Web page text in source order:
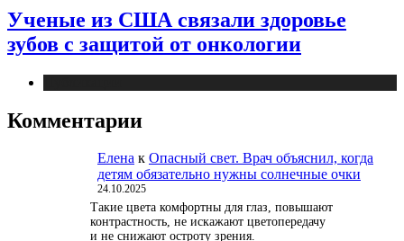
Ученые из США связали здоровье
зубов с защитой от онкологии
Комментарии
Елена к Опасный свет. Врач объяснил, когда
детям обязательно нужны солнечные очки
24.10.2025
Такие цвета комфортны для глаз, повышают
контрастность, не искажают цветопередачу
и не снижают остроту зрения.